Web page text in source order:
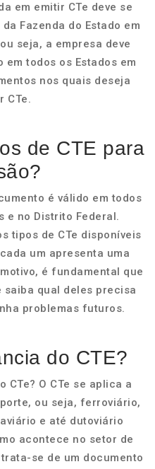
em emitir CTe deve se
Fazenda do Estado em
seja, a empresa deve
todos os Estados em
nos quais deseja
CTe.
de CTE para
é válido em todos
e no Distrito Federal.
tipos de CTe disponíveis
um apresenta uma
é fundamental que
saiba qual deles precisa
problemas futuros.
do CTE?
CTe? O CTe se aplica a
ou seja, ferroviário,
e até dutoviário
acontece no setor de
se de um documento